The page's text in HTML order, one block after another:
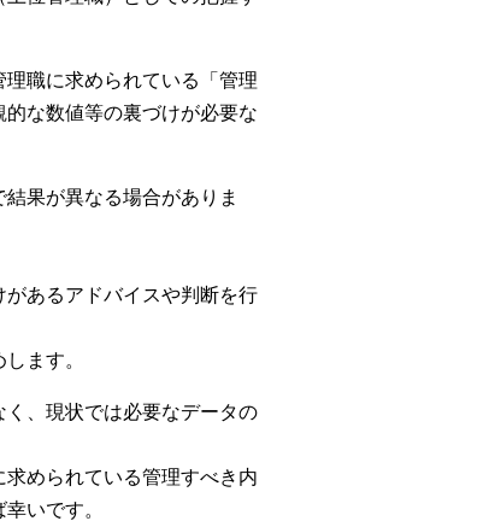
職に求められている「管理
な数値等の裏づけが必要な
果が異なる場合がありま
あるアドバイスや判断を行
ます。
、現状では必要なデータの
められている管理すべき内
いです。